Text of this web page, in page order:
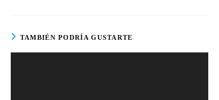
TAMBIÉN PODRÍA GUSTARTE